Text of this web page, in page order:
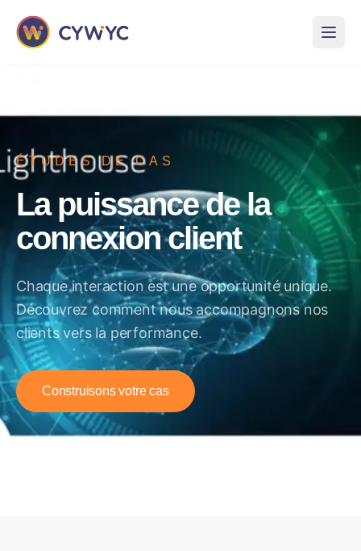
ÉTUDES DE CAS
La puissance de la
connexion client
Chaque interaction est une opportunité unique.
Découvrez comment nous accompagnons nos
clients vers la performance.
Construisons votre cas